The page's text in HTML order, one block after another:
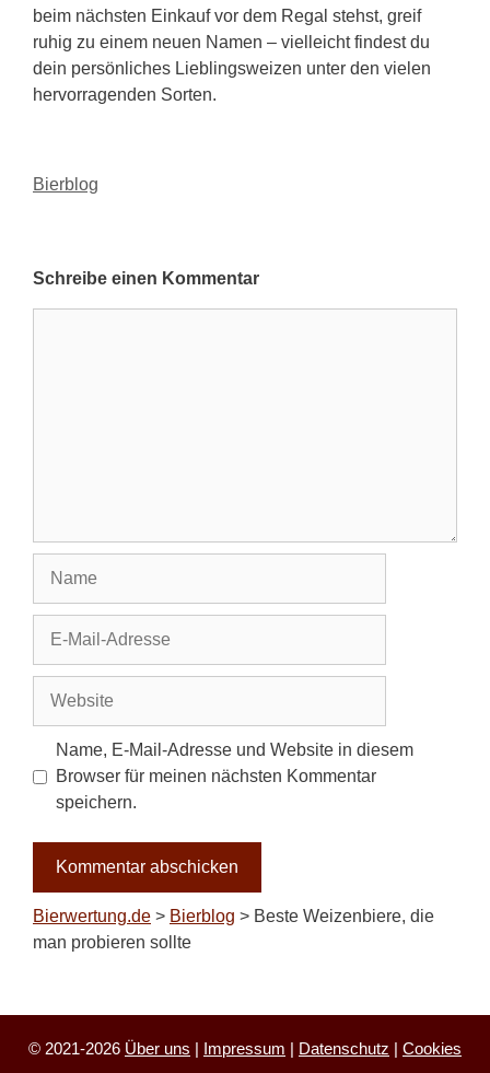
beim nächsten Einkauf vor dem Regal stehst, greif
ruhig zu einem neuen Namen – vielleicht findest du
dein persönliches Lieblingsweizen unter den vielen
hervorragenden Sorten.
Kategorien
Bierblog
Schreibe einen Kommentar
Adresse
Name, E-Mail-Adresse und Website in diesem
Browser für meinen nächsten Kommentar
speichern.
Bierwertung.de > Bierblog > Beste Weizenbiere, die
man probieren sollte
© 2021-2026 Über uns | Impressum | Datenschutz | Cookies